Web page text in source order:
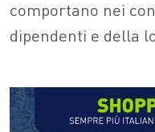
comportano nei
dipendenti e della